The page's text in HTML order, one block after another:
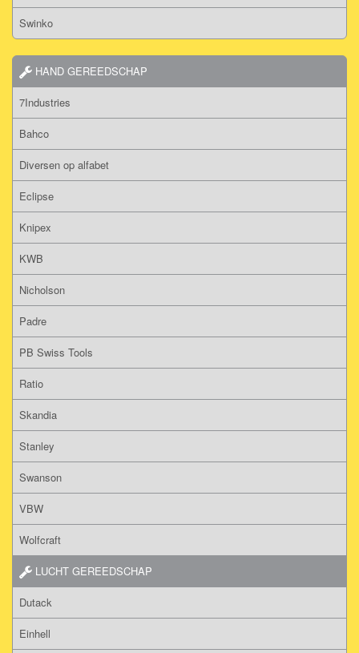
Swinko
HAND GEREEDSCHAP
7Industries
Bahco
Diversen op alfabet
Eclipse
Knipex
KWB
Nicholson
Padre
PB Swiss Tools
Ratio
Skandia
Stanley
Swanson
VBW
Wolfcraft
LUCHT GEREEDSCHAP
Dutack
Einhell